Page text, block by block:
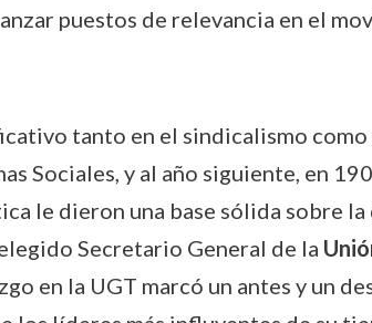
puestos de relevancia en el
tanto en el sindicalismo
Sociales, y al año siguiente, en
le dieron una base sólida sobre
Secretario General de la
en la UGT marcó un antes y un